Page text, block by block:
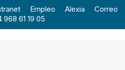
Empleo Alexia
Correo
968 61 19 05